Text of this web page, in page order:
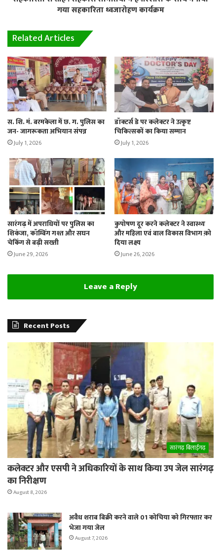
गया सहकारिता ध्वजारोहण कार्यक्रम
Related Articles
स. शि. मं. बरमकेला में छ. ग. पुलिस का
जन- जागरूकता अभियान संपन्न
July 1, 2026
डॉक्टर्स डे पर कलेक्टर ने उत्कृष्ट
चिकित्सकों का किया सम्मान
July 1, 2026
सारंगढ़ में अपराधियों पर पुलिस का
शिकंजा, कॉम्बिंग गश्त और सघन
चेकिंग से बढ़ी सख्ती
June 29, 2026
कुपोषण दूर करने कलेक्टर ने स्वास्थ्य
और महिला एवं बाल विकास विभाग क़ो
दिया लक्ष्य
June 26, 2026
Leave a Reply
Recent Posts
सारंगढ़ बिलाईगढ़
कलेक्टर और एसपी ने अधिकारियों के साथ किया उप जेल सारंगढ़
का निरीक्षण
August 8, 2026
अवैध शराब बिक्री करने वाले 01 कोचिया को गिरफ्तार कर
भेजा गया जेल
August 7, 2026